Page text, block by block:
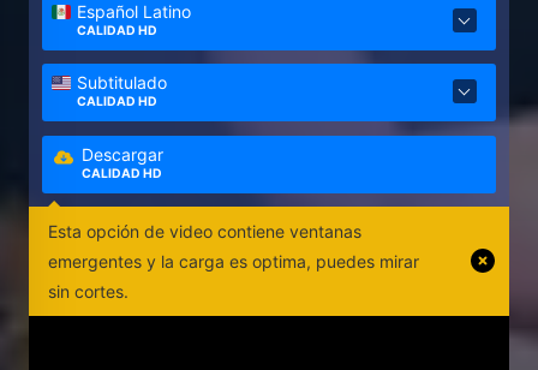
Español Latino
CALIDAD HD
Subtitulado
CALIDAD HD
Descargar
CALIDAD HD
Esta opción de video contiene ventanas
emergentes y la carga es optima, puedes mirar
sin cortes.